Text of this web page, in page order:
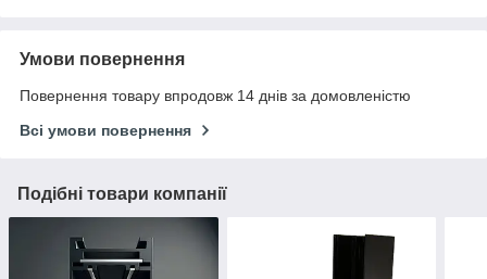
Умови повернення
Повернення товару впродовж 14 днів за домовленістю
Всі умови повернення
Подібні товари компанії